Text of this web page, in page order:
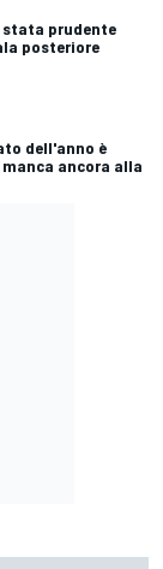
stata prudente
posteriore
dell'anno è
ancora alla